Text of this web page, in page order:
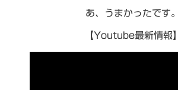
あ、うまかったです。
【Youtube最新情報】